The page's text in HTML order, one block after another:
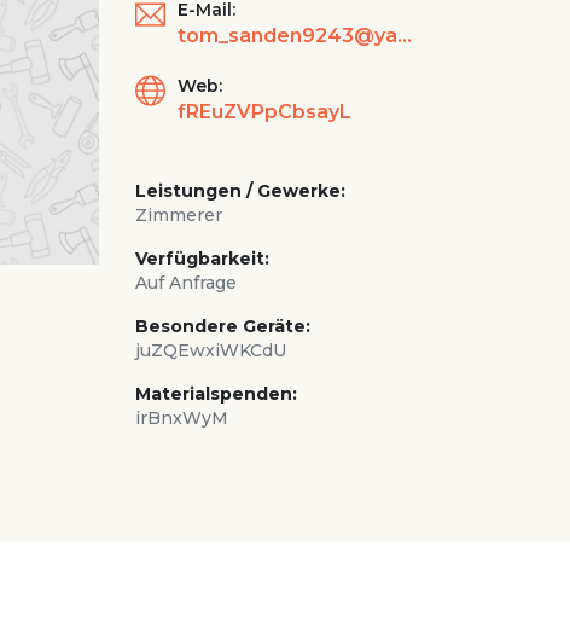
E-Mail:
tom_sanden9243@yahoo.com
Web:
fREuZVPpCbsayL
Leistungen / Gewerke:
Zimmerer
Verfügbarkeit:
Auf Anfrage
Besondere Geräte:
juZQEwxiWKCdU
Materialspenden:
irBnxWyM